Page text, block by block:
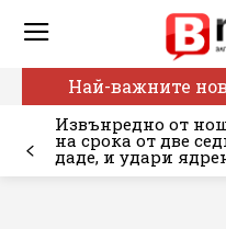
Най-важните
Извънредно от
на срока от две
даде, и удари